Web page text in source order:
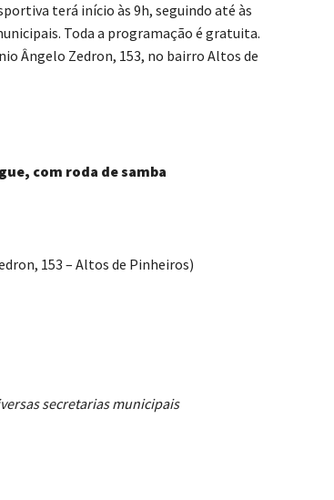
terá início às 9h, seguindo até às
Toda a programação é gratuita.
Ângelo Zedron, 153, no bairro Altos de
com roda de samba
153 – Altos de Pinheiros)
secretarias municipais